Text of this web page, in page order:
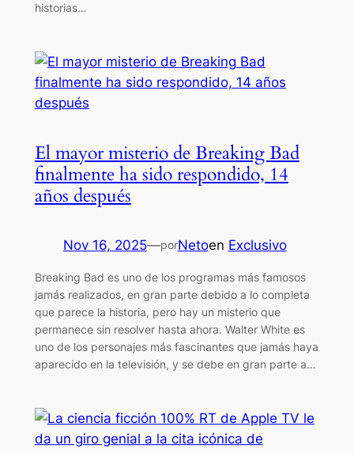
historias…
El mayor misterio de Breaking Bad
finalmente ha sido respondido, 14
años después
Nov 16, 2025—porNetoen Exclusivo
Breaking Bad es uno de los programas más famosos
jamás realizados, en gran parte debido a lo completa
que parece la historia, pero hay un misterio que
permanece sin resolver hasta ahora. Walter White es
uno de los personajes más fascinantes que jamás haya
aparecido en la televisión, y se debe en gran parte a…